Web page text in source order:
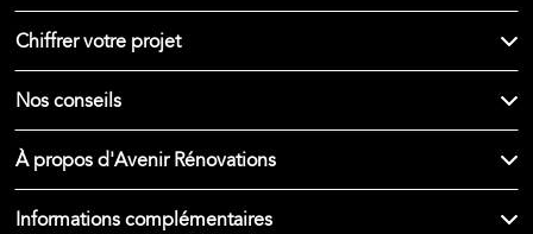
Chiffrer votre projet
Nos conseils
À propos d'Avenir Rénovations
Informations complémentaires